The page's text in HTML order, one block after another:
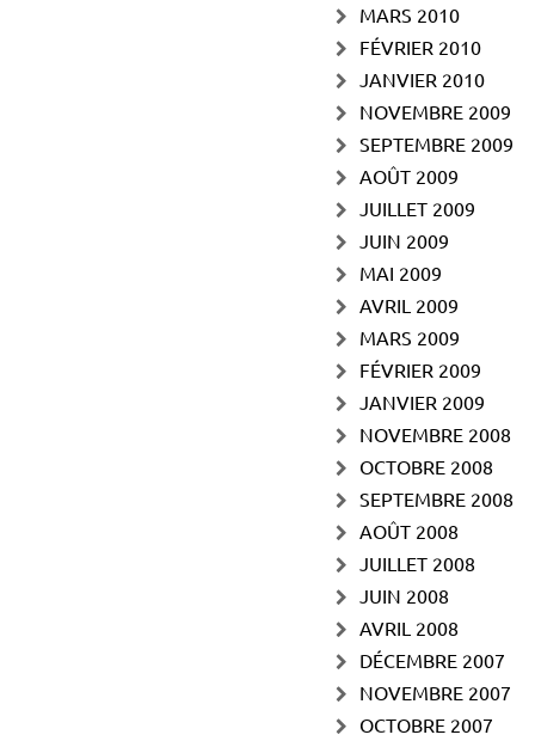
MARS 2010
FÉVRIER 2010
JANVIER 2010
NOVEMBRE 2009
SEPTEMBRE 2009
AOÛT 2009
JUILLET 2009
JUIN 2009
MAI 2009
AVRIL 2009
MARS 2009
FÉVRIER 2009
JANVIER 2009
NOVEMBRE 2008
OCTOBRE 2008
SEPTEMBRE 2008
AOÛT 2008
JUILLET 2008
JUIN 2008
AVRIL 2008
DÉCEMBRE 2007
NOVEMBRE 2007
OCTOBRE 2007